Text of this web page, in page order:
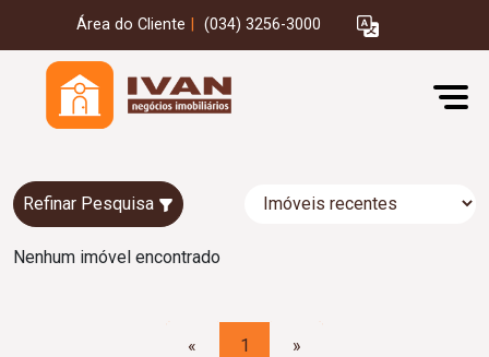
Área do Cliente (034) 3256-3000
Refinar Pesquisa
Nenhum imóvel encontrado
« 1 »